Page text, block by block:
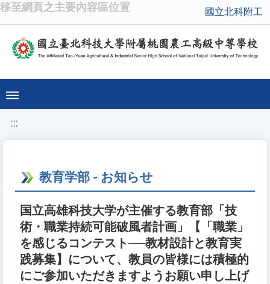
移至網頁之主要內容區位置 國立北科附工
:::
教育学部 - お知らせ
国立高雄科技大学が主催する教育部「技
術・職業持続可能破風者計画」【「職業」
を感じるコンテスト──教材設計と教育実
践募集】について、教員の皆様には積極的
にご参加いただきますようお願い申し上げ